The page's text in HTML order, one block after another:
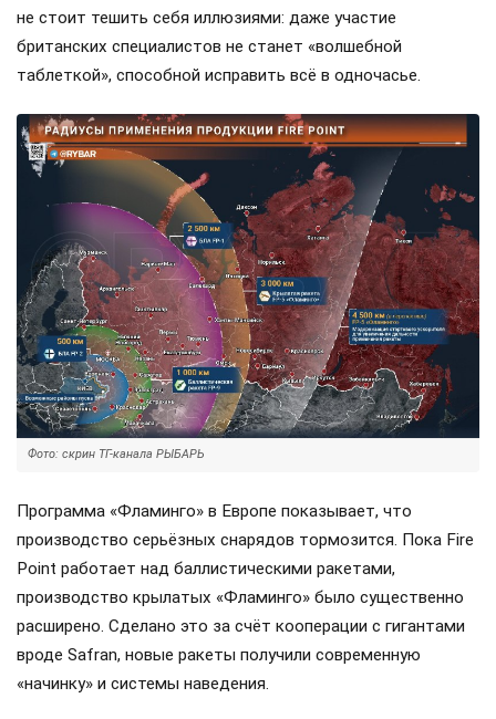
не стоит тешить себя иллюзиями: даже участие
британских специалистов не станет «волшебной
таблеткой», способной исправить всё в одночасье.
Фото: скрин ТГ-канала РЫБАРЬ
Программа «Фламинго» в Европе показывает, что
производство серьёзных снарядов тормозится. Пока Fire
Point работает над баллистическими ракетами,
производство крылатых «Фламинго» было существенно
расширено. Сделано это за счёт кооперации с гигантами
вроде Safran, новые ракеты получили современную
«начинку» и системы наведения.